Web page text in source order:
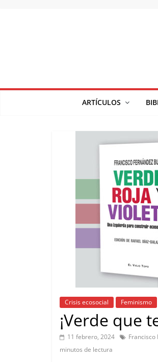
ARTÍCULOS
Crisis ecosocial Feminismo
¡Verde que
11 febrero, 2024 Francisco
minutos de lectura